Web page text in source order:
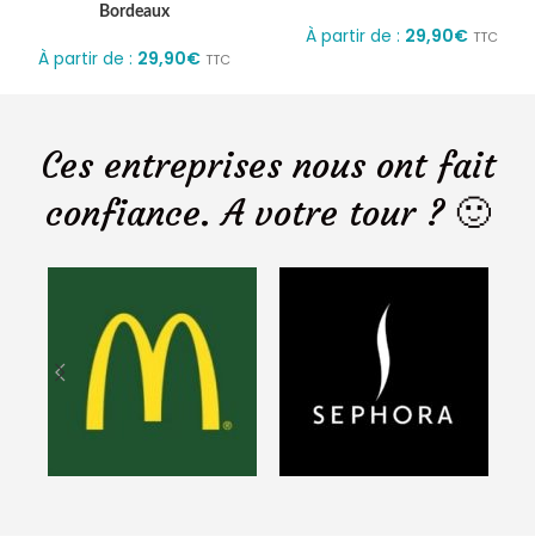
Bordeaux
À partir de : 29,90€ TTC
À partir de : 29,90€ TTC
Ces entreprises nous ont fait
confiance. A votre tour ? 🙂